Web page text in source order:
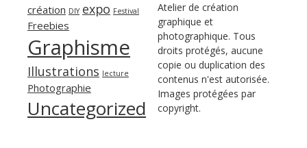
création DIY expo Festival
Freebies
Graphisme
Illustrations lecture
Photographie
Uncategorized
Atelier de création
graphique et
photographique. Tous
droits protégés, aucune
copie ou duplication des
contenus n'est autorisée.
Images protégées par
copyright.